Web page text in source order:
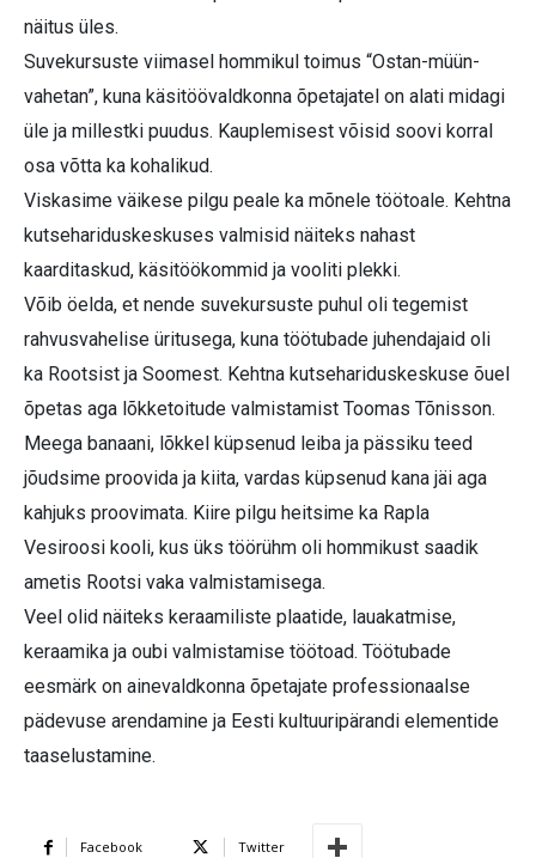
näitus üles.
Suvekursuste viimasel hommikul toimus “Ostan-müün-
vahetan”, kuna käsitöövaldkonna õpetajatel on alati midagi
üle ja millestki puudus. Kauplemisest võisid soovi korral
osa võtta ka kohalikud.
Viskasime väikese pilgu peale ka mõnele töötoale. Kehtna
kutsehariduskeskuses valmisid näiteks nahast
kaarditaskud, käsitöökommid ja vooliti plekki.
Võib öelda, et nende suvekursuste puhul oli tegemist
rahvusvahelise üritusega, kuna töötubade juhendajaid oli
ka Rootsist ja Soomest. Kehtna kutsehariduskeskuse õuel
õpetas aga lõkketoitude valmistamist Toomas Tõnisson.
Meega banaani, lõkkel küpsenud leiba ja pässiku teed
jõudsime proovida ja kiita, vardas küpsenud kana jäi aga
kahjuks proovimata. Kiire pilgu heitsime ka Rapla
Vesiroosi kooli, kus üks töörühm oli hommikust saadik
ametis Rootsi vaka valmistamisega.
Veel olid näiteks keraamiliste plaatide, lauakatmise,
keraamika ja oubi valmistamise töötoad. Töötubade
eesmärk on ainevaldkonna õpetajate professionaalse
pädevuse arendamine ja Eesti kultuuripärandi elementide
taaselustamine.
Facebook Twitter